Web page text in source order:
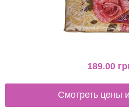
189.00
Смотреть цены